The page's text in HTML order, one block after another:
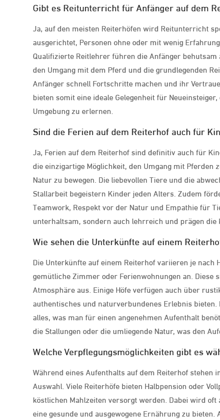
Gibt es Reitunterricht für Anfänger auf dem
Ja, auf den meisten Reiterhöfen wird Reitunterricht
ausgerichtet, Personen ohne oder mit wenig
Qualifizierte Reitlehrer führen die Anfänger
den Umgang mit dem Pferd und die grundlegenden
Anfänger schnell Fortschritte machen und ihr
bieten somit eine ideale Gelegenheit für
Umgebung zu erlernen.
Sind die Ferien auf dem Reiterhof auch für
Ja, Ferien auf dem Reiterhof sind definitiv auch für
die einzigartige Möglichkeit, den Umgang mit
Natur zu bewegen. Die liebevollen Tiere und die
Stallarbeit begeistern Kinder jeden Alters. Zudem
Teamwork, Respekt vor der Natur und Empathie für
unterhaltsam, sondern auch lehrreich und prägen die
Wie sehen die Unterkünfte auf einem
Die Unterkünfte auf einem Reiterhof variieren je
gemütliche Zimmer oder Ferienwohnungen an.
Atmosphäre aus. Einige Höfe verfügen auch über
authentisches und naturverbundenes Erlebnis
alles, was man für einen angenehmen Aufenthalt
die Stallungen oder die umliegende Natur, was den
Welche Verpflegungsmöglichkeiten gibt es
Während eines Aufenthalts auf dem Reiterhof stehen
Auswahl. Viele Reiterhöfe bieten Halbpension oder
köstlichen Mahlzeiten versorgt werden. Dabei wird
eine gesunde und ausgewogene Ernährung zu